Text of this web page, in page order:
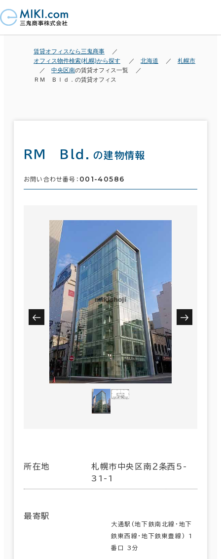
賃貸オフィスなら三鬼商事
オフィス物件検索(札幌)から探す
北海道
札幌市
中央区南の賃貸オフィス一覧
ＲＭ Ｂｌｄ．の賃貸オフィス
ＲＭ Ｂｌｄ． の建物情報
お問い合わせ番号： 001-40586
所在地
札幌市中央区南２条西5-
31-1
最寄駅
大通駅(地下鉄南北線･地下
鉄東西線･地下鉄東豊線) 1
番口 3分